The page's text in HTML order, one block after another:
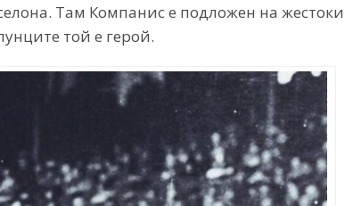
Там Компанис е подложен на жестоки
той е герой.